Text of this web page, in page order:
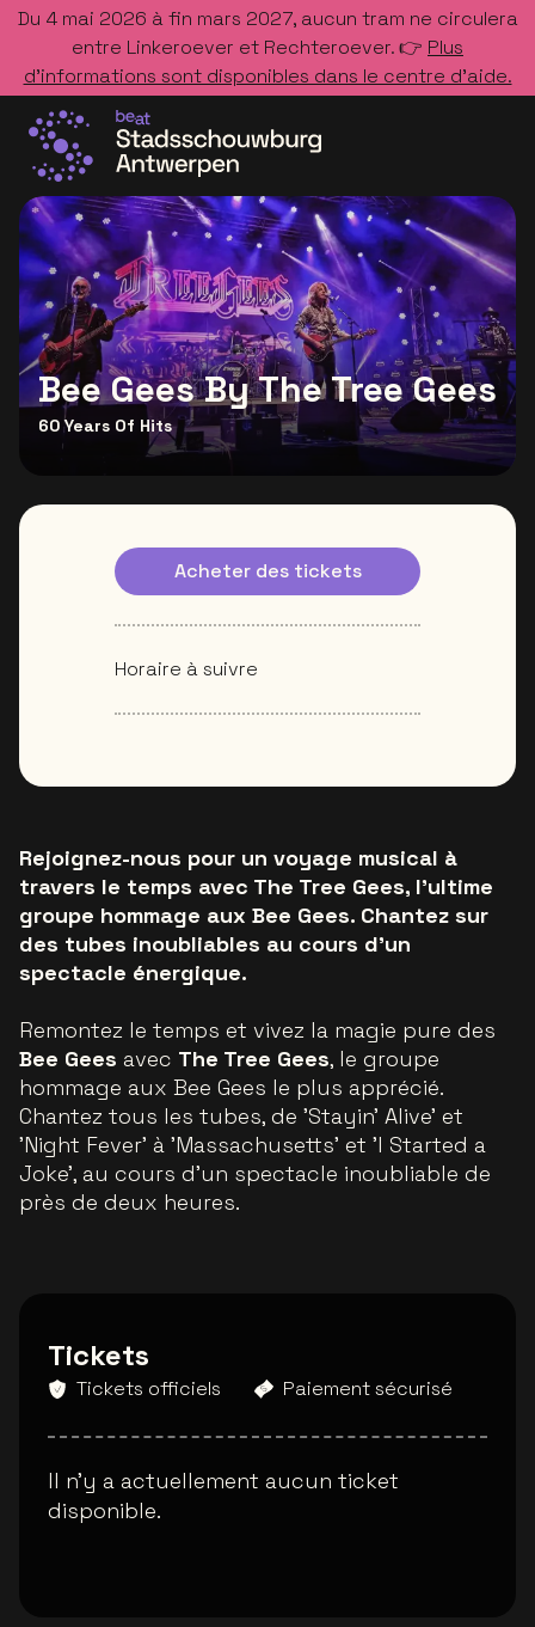
Du 4 mai 2026 à fin mars 2027, aucun tram ne circulera
entre Linkeroever et Rechteroever. 👉 Plus
d’informations sont disponibles dans le centre d’aide.
Allez à la page d'accueil
Bee Gees By The Tree Gees
60 Years Of Hits
Rejoignez-nous pour un voyage musical à
travers le temps avec The Tree Gees, l'ultime
groupe hommage aux Bee Gees. Chantez sur
des tubes inoubliables au cours d'un
spectacle énergique.
Remontez le temps et vivez la magie pure des
Bee Gees avec The Tree Gees, le groupe
hommage aux Bee Gees le plus apprécié.
Chantez tous les tubes, de 'Stayin' Alive' et
'Night Fever' à 'Massachusetts' et 'I Started a
Joke', au cours d'un spectacle inoubliable de
près de deux heures.
Acheter des tickets
Horaire à suivre
Tickets
Tickets officiels Paiement sécurisé
Il n'y a actuellement aucun ticket
disponible.